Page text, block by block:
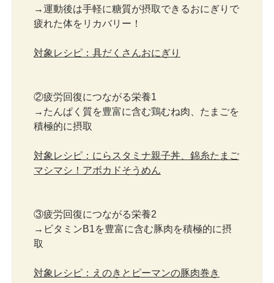
→運動後は手軽に糖質が摂取できるおにぎりで
疲れた体をリカバリー！
対象レシピ：具だくさんおにぎり
②疲労回復につながる栄養1
→たんぱく質を豊富に含む鶏むね肉、たまごを
積極的に摂取
対象レシピ：にらスタミナ親子丼、錦糸たまご
マシマシ！アボカドそうめん
③疲労回復につながる栄養2
→ビタミンB1を豊富に含む豚肉を積極的に摂
取
対象レシピ：えのきとピーマンの豚肉巻き